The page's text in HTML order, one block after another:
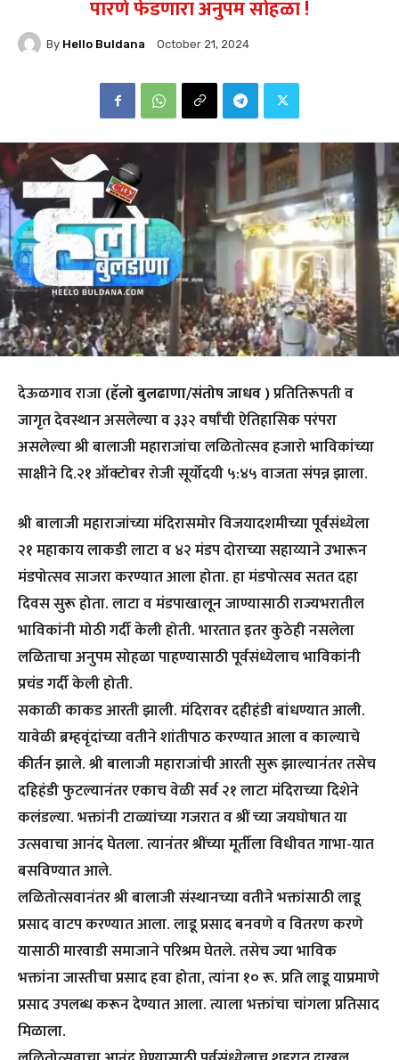
पारणे फेडणारा अनुपम सोहळा !
By Hello Buldana October 21, 2024
देऊळगाव राजा(हॅलो बुलढाणा/संतोष जाधव )प्रतितिरूपती व
जागृत देवस्थान असलेल्या व ३३२ वर्षांची ऐतिहासिक परंपरा
असलेल्या श्री बालाजी महाराजांचा लळितोत्सव हजारो भाविकांच्या
साक्षीने दि.२१ ऑक्टोबर रोजी सूर्योदयी ५:४५ वाजता संपन्न झाला.
श्री बालाजी महाराजांच्या मंदिरासमोर विजयादशमीच्या पूर्वसंध्येला
२१ महाकाय लाकडी लाटा व ४२ मंडप दोराच्या सहाय्याने उभारून
मंडपोत्सव साजरा करण्यात आला होता. हा मंडपोत्सव सतत दहा
दिवस सुरू होता. लाटा व मंडपाखालून जाण्यासाठी राज्यभरातील
भाविकांनी मोठी गर्दी केली होती. भारतात इतर कुठेही नसलेला
लळिताचा अनुपम सोहळा पाहण्यासाठी पूर्वसंध्येलाच भाविकांनी
प्रचंड गर्दी केली होती.
सकाळी काकड आरती झाली. मंदिरावर दहीहंडी बांधण्यात आली.
यावेळी ब्रम्हवृंदांच्या वतीने शांतीपाठ करण्यात आला व काल्याचे
कीर्तन झाले. श्री बालाजी महाराजांची आरती सुरू झाल्यानंतर तसेच
दहिहंडी फुटल्यानंतर एकाच वेळी सर्व २१ लाटा मंदिराच्या दिशेने
कलंडल्या. भक्तांनी टाळ्यांच्या गजरात व श्रीं च्या जयघोषात या
उत्सवाचा आनंद घेतला. त्यानंतर श्रींच्या मूर्तीला विधीवत गाभा-यात
बसविण्यात आले.
लळितोत्सवानंतर श्री बालाजी संस्थानच्या वतीने भक्तांसाठी लाडू
प्रसाद वाटप करण्यात आला. लाडू प्रसाद बनवणे व वितरण करणे
यासाठी मारवाडी समाजाने परिश्रम घेतले. तसेच ज्या भाविक
भक्तांना जास्तीचा प्रसाद हवा होता, त्यांना १० रू. प्रति लाडू याप्रमाणे
प्रसाद उपलब्ध करून देण्यात आला. त्याला भक्तांचा चांगला प्रतिसाद
मिळाला.